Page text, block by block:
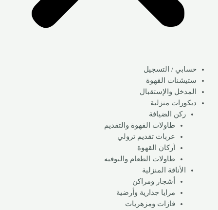
حسابي / التسجيل
ستيشنات القهوة
المدخل والإستقبال
ديكورات منزلية
ركن الضيافة
طاولات القهوة والتقديم
عربات تقديم ترولي
أركان القهوة
طاولات الطعام والبوفيه
الأناقة المنزلية
أشجار ومراكن
مرايا جدارية وأرضية
فازات ومزهريات